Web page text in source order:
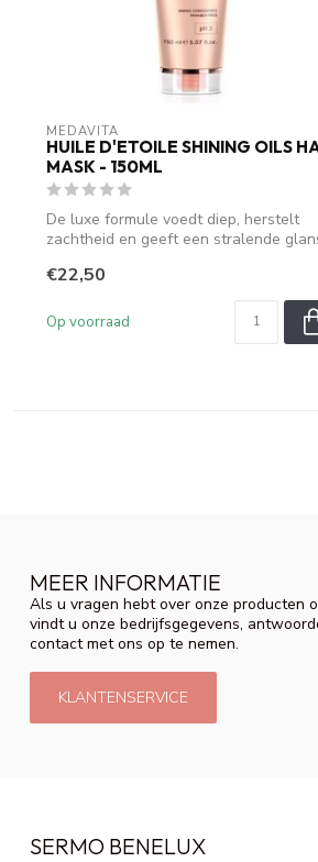
MEDAVITA
HUILE D'ETOILE SHINING OILS
MASK - 150ML
De luxe formule voedt diep, herstelt
zachtheid en geeft een stralende
€22,50
Op voorraad
MEER INFORMATIE
Als u vragen hebt over onze producten
vindt u onze bedrijfsgegevens,
contact met ons op te nemen.
KLANTENSERVICE
SERMO BENELUX